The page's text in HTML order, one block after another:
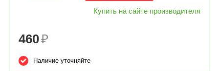
Купить на сайте производителя
460₽
Наличие уточняйте